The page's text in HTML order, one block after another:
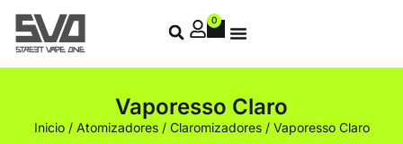
0
Vaporesso Claro
Inicio/ Atomizadores/ Claromizadores/ Vaporesso Claro